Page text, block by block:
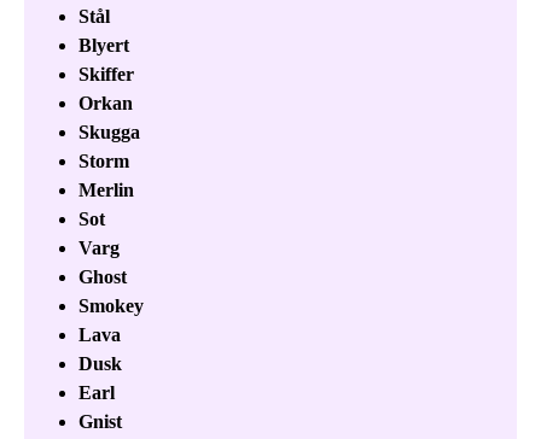
Stål
Blyert
Skiffer
Orkan
Skugga
Storm
Merlin
Sot
Varg
Ghost
Smokey
Lava
Dusk
Earl
Gnist